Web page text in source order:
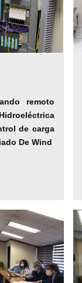
remoto
de carga
De Wind